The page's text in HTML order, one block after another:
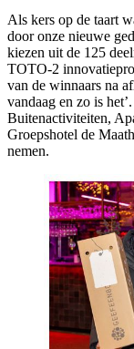
Als kers op de taart
door onze nieuwe
kiezen uit de 125
TOTO-2
van de winnaars na
vandaag en zo is
Buitenactiviteiten,
Groepshotel de
nemen.